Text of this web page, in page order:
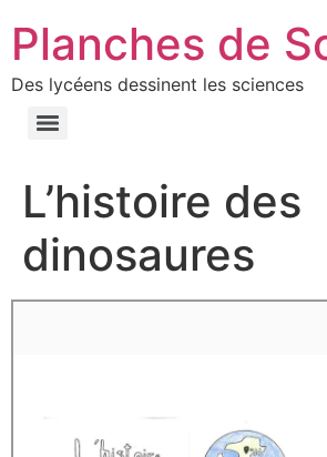
Planches de
Des lycéens dessinent les sciences
L’histoire des
dinosaures